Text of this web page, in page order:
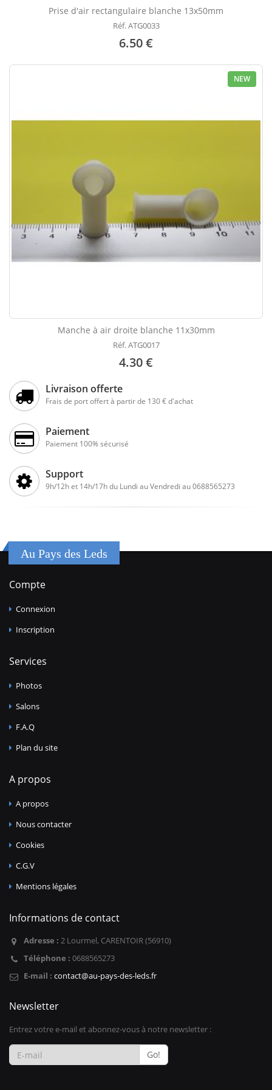
Prise d'air rectangulaire blanche 13x50mm
Réf. ATG0033
6.50 €
NEW
Manche à air droite blanche 11x30mm
Réf. ATG0017
4.30 €
Livraison offerte
Frais de port offert à partir de 130 € d'achat
Paiement
Paiement 100% sécurisé
Support
9h/12h et 14h/17h du Lundi au Vendredi au 0688565273
Au Pays des Leds
Compte
Connexion
Inscription
Services
Photos
Salons
F.A.Q
Plan du site
A propos
A propos
Nous contacter
Cookies
C.G.V
Mentions légales
Informations de contact
Adresse : 2 Lourmel, CARENTOIR (56910)
Téléphone : 0688565273
E-mail : contact@au-pays-des-leds.fr
Newsletter
Entrez votre e-mail et abonnez-vous à notre newsletter :
Go!